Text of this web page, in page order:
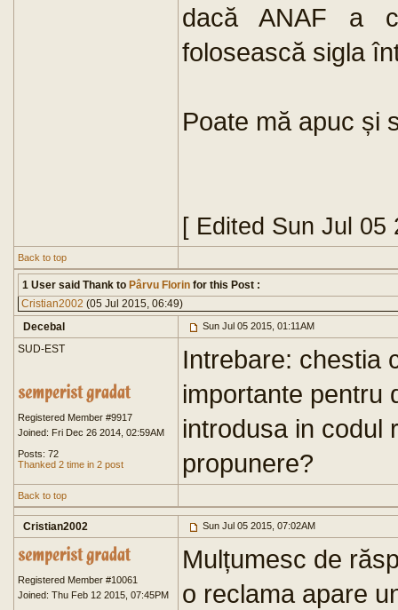
dacă ANAF a
folosească sigla
Poate mă apuc și
[ Edited Sun Jul 05
Back to top
1 User said Thank to Pârvu Florin for this Post :
Cristian2002 (05 Jul 2015, 06:49)
Decebal
Sun Jul 05 2015, 01:11AM
SUD-EST
Registered Member #9917
Joined: Fri Dec 26 2014, 02:59AM
Posts: 72
Thanked 2 time in 2 post
Intrebare: chestia
importante pentru
introdusa in codul
propunere?
Back to top
Cristian2002 Sun Jul 05 2015, 07:02AM
Registered Member #10061
Joined: Thu Feb 12 2015, 07:45PM
Mulțumesc de
o reclama apare